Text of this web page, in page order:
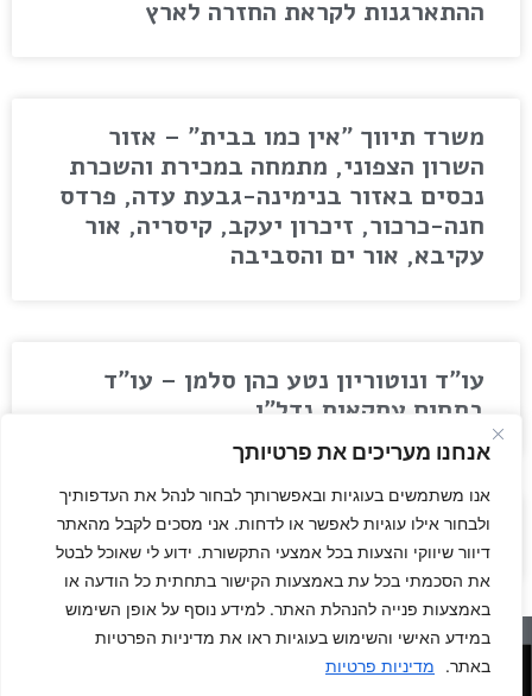
אנחנו מעריכים את פרטיותך
אנו משתמשים בעוגיות ובאפשרותך לבחור לנהל את העדפותיך
ולבחור אילו עוגיות לאפשר או לדחות. אני מסכים לקבל מהאתר
דיוור שיווקי והצעות בכל אמצעי התקשורת. ידוע לי שאוכל לבטל
את הסכמתי בכל עת באמצעות הקישור בתחתית כל הודעה או
באמצעות פנייה להנהלת האתר. למידע נוסף על אופן השימוש
במידע האישי והשימוש בעוגיות ראו את מדיניות הפרטיות
באתר.
מדיניות פרטיות
ההתארגנות לקראת החזרה לארץ
משרד תיווך "אין כמו בבית" – אזור
השרון הצפוני, מתמחה במכירת והשכרת
נכסים באזור בנימינה-גבעת עדה, פרדס
חנה-כרכור, זיכרון יעקב, קיסריה, אור
עקיבא, אור ים והסביבה
עו"ד ונוטוריון נטע כהן סלמן – עו"ד
בתחום עסקאות נדל"ן
חברת אביה – שרותי אחסנה
מדיניות האתר|הצהרת נגישות© הזכויות שמורות – מקום להרגיש –
הבית לשבים לישראל